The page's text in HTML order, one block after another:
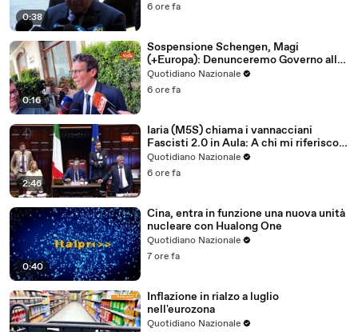
0:38
6 ore fa
0:16
Sospensione Schengen, Magi
(+Europa): Denunceremo Governo alla
Commissione Europea
Quotidiano Nazionale
6 ore fa
2:46
Iaria (M5S) chiama i vannacciani
Fascisti 2.0 in Aula: A chi mi riferisco?
In generale al Generale
Quotidiano Nazionale
6 ore fa
0:40
Cina, entra in funzione una nuova unità
nucleare con Hualong One
Quotidiano Nazionale
7 ore fa
Inflazione in rialzo a luglio
nell'eurozona
Quotidiano Nazionale